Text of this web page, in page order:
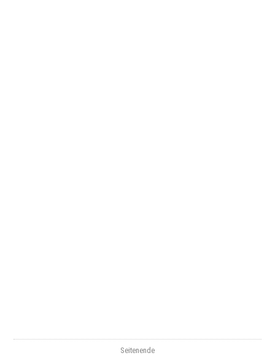
Seitenende